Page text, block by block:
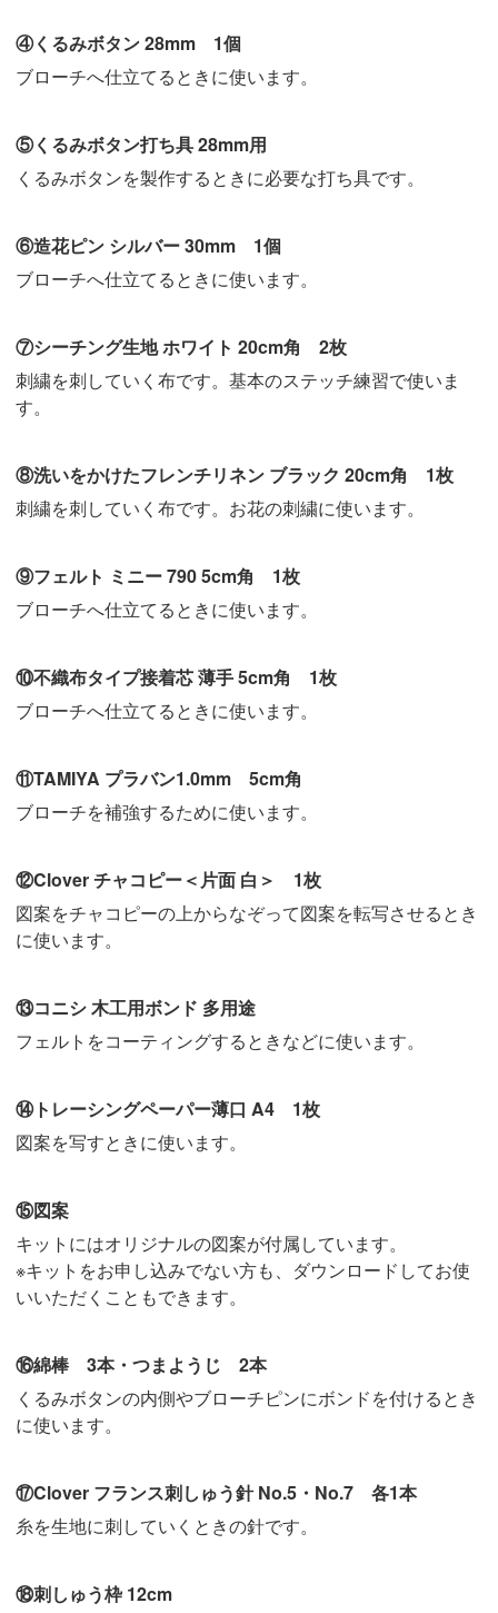
④くるみボタン 28mm 1個
ブローチへ仕立てるときに使います。
⑤くるみボタン打ち具 28mm用
くるみボタンを製作するときに必要な打ち具です。
⑥造花ピン シルバー 30mm 1個
ブローチへ仕立てるときに使います。
⑦シーチング生地 ホワイト 20cm角 2枚
刺繍を刺していく布です。基本のステッチ練習で使いま
す。
⑧洗いをかけたフレンチリネン ブラック 20cm角 1枚
刺繍を刺していく布です。お花の刺繍に使います。
⑨フェルト ミニー 790 5cm角 1枚
ブローチへ仕立てるときに使います。
⑩不織布タイプ接着芯 薄手 5cm角 1枚
ブローチへ仕立てるときに使います。
⑪TAMIYA プラバン1.0mm 5cm角
ブローチを補強するために使います。
⑫Clover チャコピー＜片面 白＞ 1枚
図案をチャコピーの上からなぞって図案を転写させるとき
に使います。
⑬コニシ 木工用ボンド 多用途
フェルトをコーティングするときなどに使います。
⑭トレーシングペーパー薄口 A4 1枚
図案を写すときに使います。
⑮図案
キットにはオリジナルの図案が付属しています。
※キットをお申し込みでない方も、ダウンロードしてお使
いいただくこともできます。
⑯綿棒 3本・つまようじ 2本
くるみボタンの内側やブローチピンにボンドを付けるとき
に使います。
⑰Clover フランス刺しゅう針 No.5・No.7 各1本
糸を生地に刺していくときの針です。
⑱刺しゅう枠 12cm